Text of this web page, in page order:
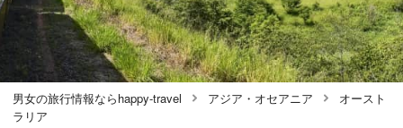
男女の旅行情報ならhappy-travel アジア・オセアニア
オースト
ラリア